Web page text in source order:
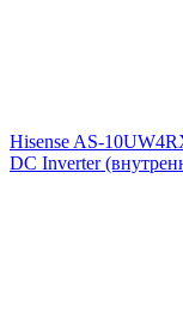
Hisense AS-
DC Inverter